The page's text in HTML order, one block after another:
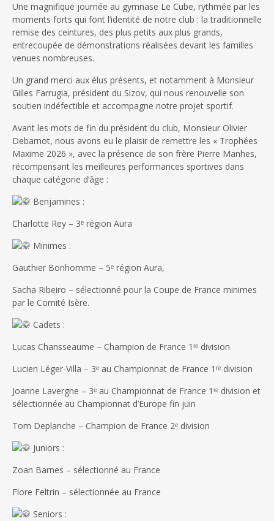
Une magnifique journée au gymnase Le Cube, rythmée par les
moments forts qui font l’identité de notre club : la traditionnelle
remise des ceintures, des plus petits aux plus grands,
entrecoupée de démonstrations réalisées devant les familles
venues nombreuses.
Un grand merci aux élus présents, et notamment à Monsieur
Gilles Farrugia, président du Sizov, qui nous renouvelle son
soutien indéfectible et accompagne notre projet sportif.
Avant les mots de fin du président du club, Monsieur Olivier
Debarnot, nous avons eu le plaisir de remettre les « Trophées
Maxime 2026 », avec la présence de son frère Pierre Manhes,
récompensant les meilleures performances sportives dans
chaque catégorie d’âge :
Benjamines :
Charlotte Rey – 3ᵉ région Aura
Minimes :
Gauthier Bonhomme – 5ᵉ région Aura,
Sacha Ribeiro – sélectionné pour la Coupe de France minimes
par le Comité Isère.
Cadets :
Lucas Chansseaume – Champion de France 1ʳᵉ division
Lucien Léger-Villa – 3ᵉ au Championnat de France 1ʳᵉ division
Joanne Lavergne – 3ᵉ au Championnat de France 1ʳᵉ division et
sélectionnée au Championnat d’Europe fin juin
Tom Deplanche – Champion de France 2ᵉ division
Juniors :
Zoan Barnes – sélectionné au France
Flore Feltrin – sélectionnée au France
Seniors :